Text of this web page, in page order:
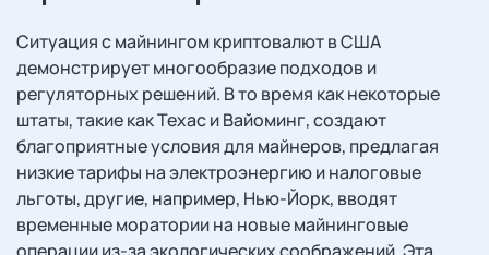
Ситуация с майнингом криптовалют в США
демонстрирует многообразие подходов и
регуляторных решений. В то время как некоторые
штаты, такие как Техас и Вайоминг, создают
благоприятные условия для майнеров, предлагая
низкие тарифы на электроэнергию и налоговые
льготы, другие, например, Нью-Йорк, вводят
временные моратории на новые майнинговые